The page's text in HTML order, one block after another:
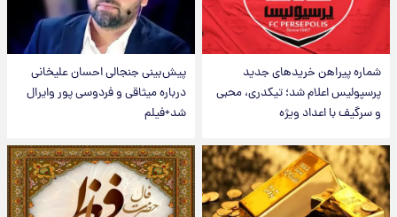
شماره پیراهن خریدهای جدید
پرسپولیس اعلام شد؛ تیکدری، محبی
و سرگیف با اعداد ویژه
پیش‌بینی جنجالی احسان علیخانی
درباره میثاقی و فردوسی پور وایرال
شد+فیلم